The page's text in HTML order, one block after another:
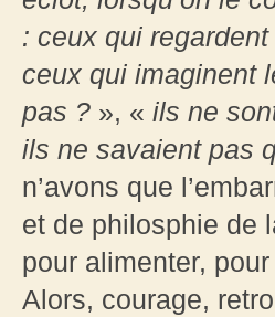
: ceux qui
ceux qui imaginent
pas ? », « ils ne
ils ne savaient pas
n’avons que
et de philosphie de
pour alimenter,
Alors, courage,